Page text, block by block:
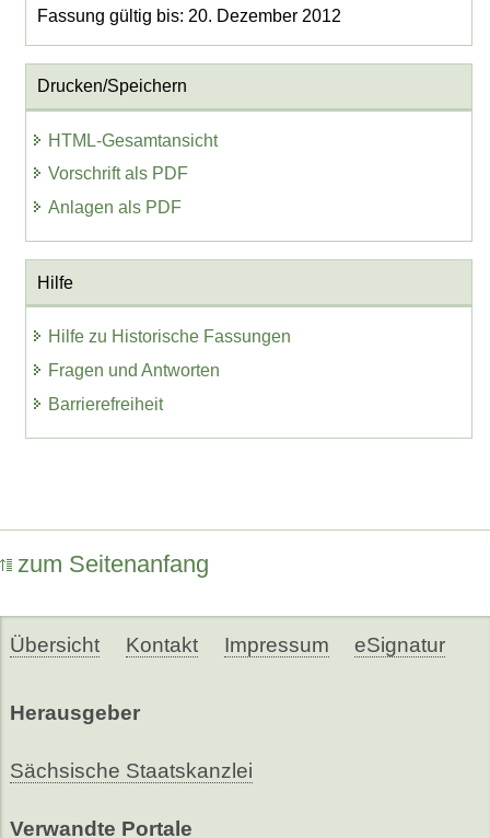
Fassung gültig bis: 20. Dezember 2012
Drucken/Speichern
HTML-Gesamtansicht
Vorschrift als PDF
Anlagen als PDF
Hilfe
Hilfe zu Historische Fassungen
Fragen und Antworten
Barrierefreiheit
zum Seitenanfang
Übersicht Kontakt Impressum eSignatur
Herausgeber
Sächsische Staatskanzlei
Verwandte Portale